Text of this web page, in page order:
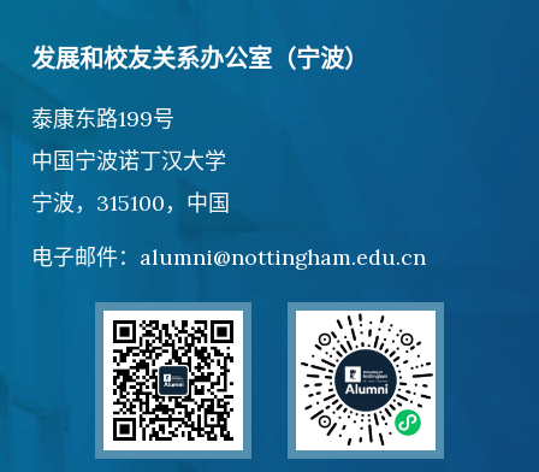
发展和校友关系办公室（宁波）
泰康东路199号
中国宁波诺丁汉大学
宁波，315100，中国
电子邮件：alumni@nottingham.edu.cn